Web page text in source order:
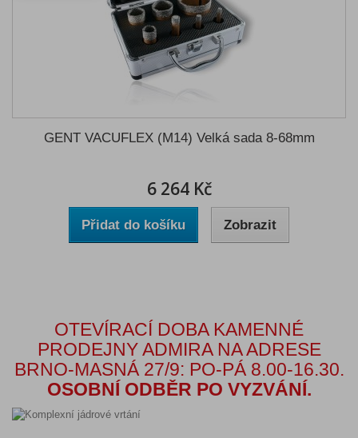
GENT VACUFLEX (M14) Velká sada 8-68mm
6 264 Kč
Přidat do košíku Zobrazit
OTEVÍRACÍ DOBA KAMENNÉ
PRODEJNY ADMIRA NA ADRESE
BRNO-MASNÁ 27/9: PO-PÁ 8.00-16.30.
OSOBNÍ ODBĚR PO VYZVÁNÍ.